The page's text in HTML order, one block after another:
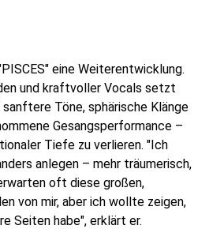
eine Weiterentwicklung.
und kraftvoller Vocals setzt
Töne, sphärische Klänge
Gesangsperformance –
Tiefe zu verlieren. "Ich
anlegen – mehr träumerisch,
oft diese großen,
von mir, aber ich wollte zeigen,
Seiten habe", erklärt er.